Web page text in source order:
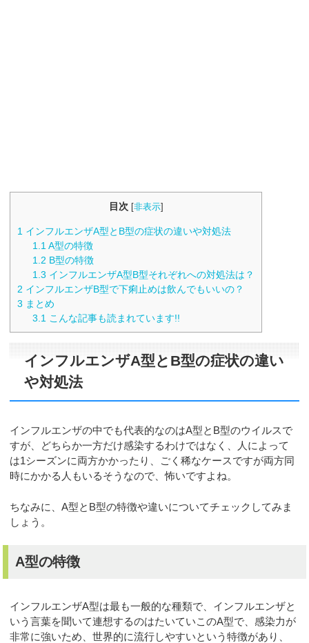
目次 [非表示]
1 インフルエンザA型とB型の症状の違いや対処法
1.1 A型の特徴
1.2 B型の特徴
1.3 インフルエンザA型B型それぞれへの対処法は？
2 インフルエンザB型で下痢止めは飲んでもいいの？
3 まとめ
3.1 こんな記事も読まれています!!
インフルエンザA型とB型の症状の違い
や対処法
インフルエンザの中でも代表的なのはA型とB型のウイルスで
すが、どちらか一方だけ感染するわけではなく、人によって
は1シーズンに両方かかったり、ごく稀なケースですが両方同
時にかかる人もいるそうなので、怖いですよね。
ちなみに、A型とB型の特徴や違いについてチェックしてみま
しょう。
A型の特徴
インフルエンザA型は最も一般的な種類で、インフルエンザと
いう言葉を聞いて連想するのはたいていこのA型で、感染力が
非常に強いため、世界的に流行しやすいという特徴があり、